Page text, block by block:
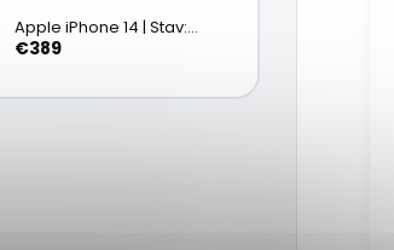
Apple iPhone 14 | Stav:
Vynikajúci – A
€389